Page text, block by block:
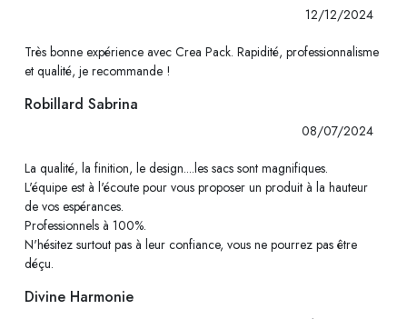
12/12/2024
Très bonne expérience avec Crea Pack. Rapidité, professionnalisme
et qualité, je recommande !
Robillard Sabrina
08/07/2024
La qualité, la finition, le design....les sacs sont magnifiques.
L'équipe est à l'écoute pour vous proposer un produit à la hauteur
de vos espérances.
Professionnels à 100%.
N'hésitez surtout pas à leur confiance, vous ne pourrez pas être
déçu.
Divine Harmonie